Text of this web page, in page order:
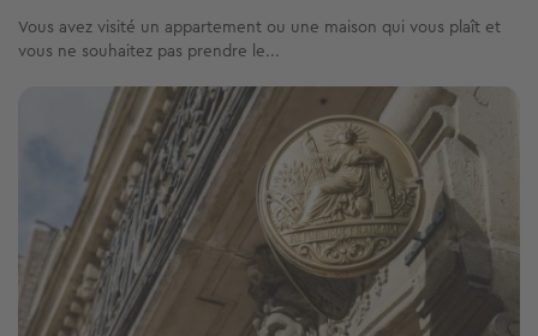
Vous avez visité un appartement ou une maison qui vous plaît et
vous ne souhaitez pas prendre le...